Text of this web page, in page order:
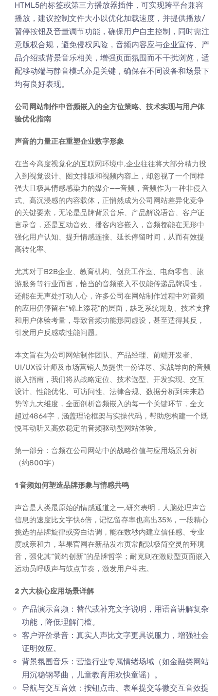
HTML5的标签或第三方播放器插件，可实现跨平台兼容
播放，建议控制文件大小以优化加载速度，并提供播放/
暂停按钮及音量调节功能，确保用户自主控制，同时需注
意版权合规，避免侵权风险，音频内容应与企业宣传、产
品介绍或背景音乐相关，增强页面氛围而不干扰浏览，适
配移动端与静音模式亦是关键，确保在不同设备和场景下
均有良好表现。
公司网站制作中音频嵌入的全方位策略、技术实现与用户体
验优化指南
声音的力量正在重塑企业数字形象
在当今高度视觉化的互联网环境中,企业往往将大部分精力投
入到视觉设计、图文排版和视频内容上，却忽视了一个同样
强大且极具情感感染力的媒介——音频，音频作为一种非侵入
式、高沉浸感的内容载体，正悄然成为公司网站差异化竞争
的关键要素，无论是品牌背景音乐、产品解说语音、客户证
言录音，还是互动音效、播客内容嵌入，音频都能在无形中
强化用户认知、提升情感连接、延长停留时间，从而有效提
高转化率。
尤其对于B2B企业、教育机构、创意工作室、电商零售、旅
游服务等行业而言，恰当的音频嵌入不仅能传递品牌调性，
还能在无声处打动人心，许多公司在网站制作过程中对音频
的应用仍停留在“锦上添花”的层面，缺乏系统规划、技术支撑
和用户体验考量，导致音频功能形同虚设，甚至适得其反，
引发用户反感或性能问题。
本文旨在为公司网站制作团队、产品经理、前端开发者、
UI/UX设计师及市场营销人员提供一份详尽、实战导向的音频
嵌入指南，我们将从战略定位、技术选型、开发实现、交互
设计、性能优化、可访问性、法律合规、数据分析到未来趋
势等九大维度，全面剖析音频嵌入的每一个关键环节，全文
超过4864字，涵盖理论框架与实操代码，帮助您构建一个既
悦耳动听又高效稳定的音频驱动型网站体验。
第一部分：音频在公司网站中的战略价值与应用场景分析
（约800字）
1 音频如何塑造品牌形象与情感共鸣
声音是人类最原始的情感通道之一,研究表明，人脑处理声音
信息的速度比文字快6倍，记忆留存率也高出35%，一段精心
挑选的品牌旋律或旁白语调，能在数秒内建立信任感、专业
度或亲和力，苹果官网在新品发布页常配以极简空灵的环境
音，强化其“简约创新”的品牌哲学；耐克则在激励型页面嵌入
运动员呼吸声与鼓点节奏，激发用户斗志。
2 六大核心应用场景详解
产品演示音频：替代或补充文字说明，用语音讲解复杂
功能，降低理解门槛。
客户评价录音：真实人声比文字更具说服力，增强社会
证明效应。
背景氛围音乐：营造行业专属情绪场域（如金融类网站
用沉稳钢琴曲，儿童教育用欢快童谣）。
导航与交互音效：按钮点击、表单提交等微交互音效提